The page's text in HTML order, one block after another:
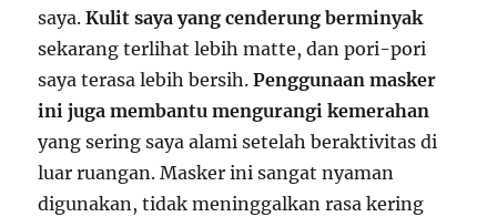
saya.Kulit saya yang cenderung berminyak
sekarang terlihat lebih matte, dan pori-pori
saya terasa lebih bersih.Penggunaan masker
ini juga membantu mengurangi kemerahan
yang sering saya alami setelah beraktivitas di
luar ruangan. Masker ini sangat nyaman
digunakan, tidak meninggalkan rasa kering